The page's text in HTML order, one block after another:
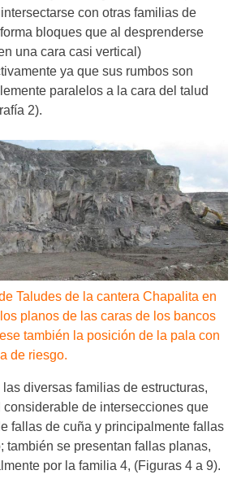
con otras familias de
bloques que al desprenderse
una cara casi vertical)
ya que sus rumbos son
paralelos a la cara del talud
2).
Taludes de la cantera Chapalita en
planos de las caras de los bancos
también la posición de la pala con
de riesgo.
diversas familias de estructuras,
considerable de intersecciones que
fallas de cuña y principalmente fallas
también se presentan fallas planas,
por la familia 4, (Figuras 4 a 9).